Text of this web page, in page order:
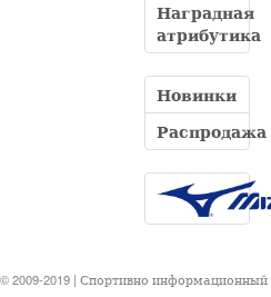
Наградная
атрибутика
Новинки
Распродажа
© 2009-2019 | Спортивно